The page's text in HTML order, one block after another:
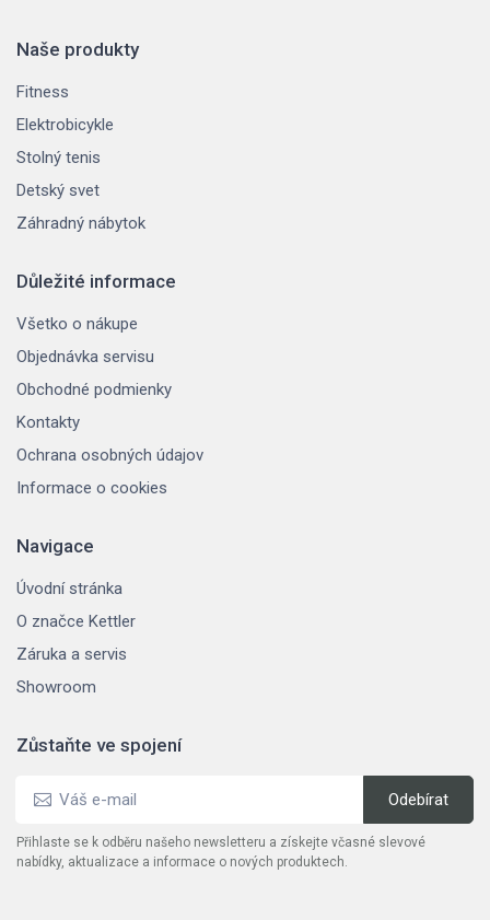
Naše produkty
Fitness
Elektrobicykle
Stolný tenis
Detský svet
Záhradný nábytok
Důležité informace
Všetko o nákupe
Objednávka servisu
Obchodné podmienky
Kontakty
Ochrana osobných údajov
Informace o cookies
Navigace
Úvodní stránka
O značce Kettler
Záruka a servis
Showroom
Zůstaňte ve spojení
Přihlaste se k odběru našeho newsletteru a získejte včasné slevové
nabídky, aktualizace a informace o nových produktech.